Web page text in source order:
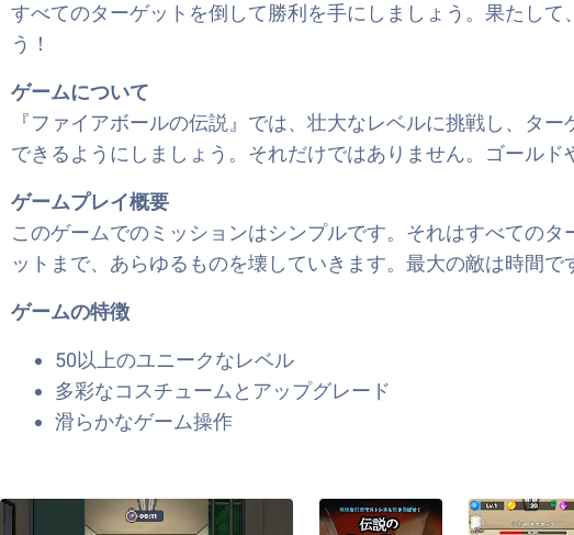
すべてのターゲットを倒して勝利を手にしましょう。果たし
う！
ゲームについて
『ファイアボールの伝説』では、壮大なレベルに挑戦し、タ
できるようにしましょう。それだけではありません。ゴール
ゲームプレイ概要
このゲームでのミッションはシンプルです。それはすべての
ットまで、あらゆるものを壊していきます。最大の敵は時間で
ゲームの特徴
50以上のユニークなレベル
多彩なコスチュームとアップグレード
滑らかなゲーム操作